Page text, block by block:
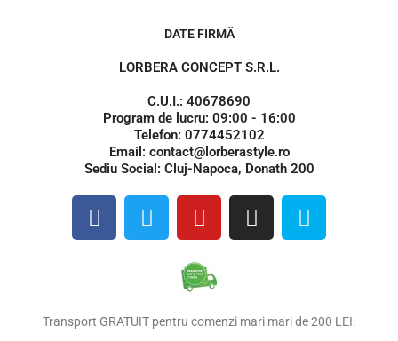
DATE FIRMĂ
LORBERA CONCEPT S.R.L.
C.U.I.: 40678690
Program de lucru: 09:00 - 16:00
Telefon: 0774452102
Email: contact@lorberastyle.ro
Sediu Social: Cluj-Napoca, Donath 200
F
a
o
T
w
e
Y
o
t
u
b
I
n
g
S
k
Transport GRATUIT pentru comenzi mari mari de 200 LEI.